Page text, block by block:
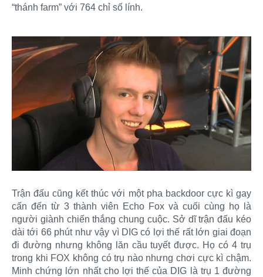
“thánh farm” với 764 chỉ số lính.
Trận đấu cũng kết thúc với một pha backdoor cực kì gay
cấn đến từ 3 thành viên Echo Fox và cuối cùng họ là
người giành chiến thắng chung cuộc. Sở dĩ trận đấu kéo
dài tới 66 phút như vậy vì DIG có lợi thế rất lớn giai đoạn
đi đường nhưng không lăn cầu tuyết được. Họ có 4 trụ
trong khi FOX không có trụ nào nhưng chơi cực kì chậm.
Minh chứng lớn nhất cho lợi thế của DIG là trụ 1 đường